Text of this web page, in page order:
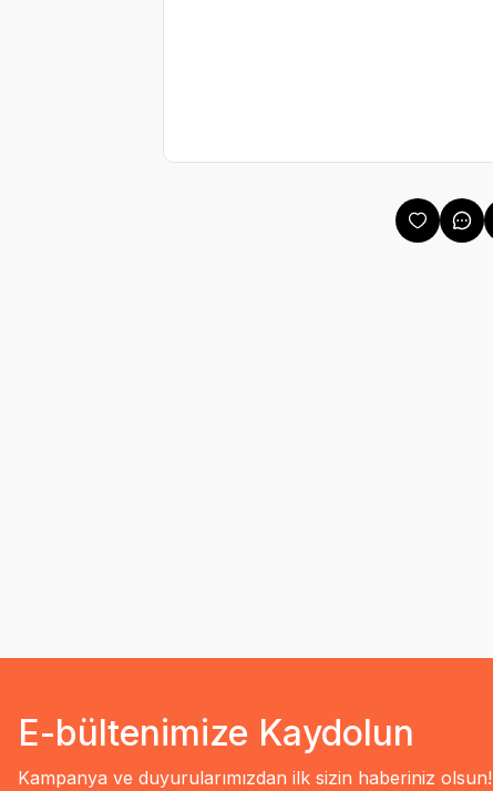
E-bültenimize Kaydolun
Kampanya ve duyurularımızdan ilk sizin haberiniz olsun!